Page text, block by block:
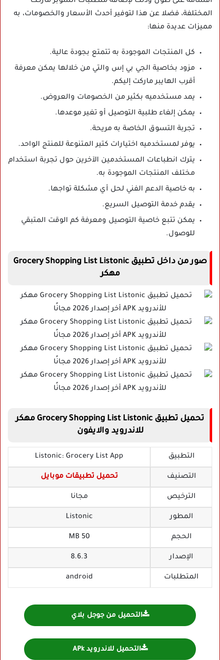
المختلفة، فضلا عن هذا لتوفير أحدث الأسعار والخصومات، به
مميزات عديدة منها:
كل المنتجات الموجودة به تتمتع بجودة عالية.
مزود بخاصية الجي بي إس والتي من خلالها يمكن معرفة
أقرب الهايبر ماركت إليكم.
يمد مستخدميه بكثير من الخصومات والعروض.
يمكن إلغاء طلبية التوصيل أو تغير موعدها.
تجربة التسوق الخاصة به مريحة.
يوفر لمستخدميه اختيارات كتير المتنوعة للمنتج الواحد.
يترك انطباعات المستخدمين الآخرين حول تجربة استخدام
مختلف المنتجات الموجودة به.
به خاصية الدعم الفني لحل أي مشكلة تواجها.
يقدم خدمة التوصيل السريع.
يمكن تتبع خاصية التوصيل ومعرفة كم الوقت المتبقي
للوصول.
صور من داخل تطبيق Grocery Shopping List Listonic
مهكر
تحميل تطبيق Grocery Shopping List Listonic مهكر
للاندرويد والايفون
التطبيق Listonic: Grocery List App
التصنيف تحميل تطبيقات موبايل
الترخيص مجانا
المطور Listonic
الحجم 50 MB
الإصدار 8.6.3
المتطلبات android
التحميل من جوجل بلاي
التحميل للاندرويد APk